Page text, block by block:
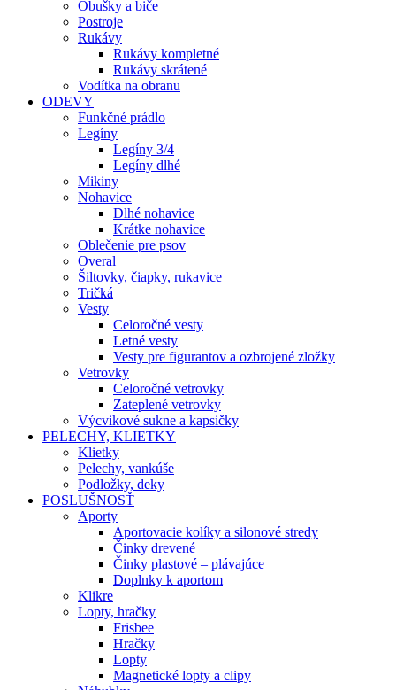
Obušky a biče
Postroje
Rukávy
Rukávy kompletné
Rukávy skrátené
Vodítka na obranu
ODEVY
Funkčné prádlo
Legíny
Legíny 3/4
Legíny dlhé
Mikiny
Nohavice
Dlhé nohavice
Krátke nohavice
Oblečenie pre psov
Overal
Šiltovky, čiapky, rukavice
Tričká
Vesty
Celoročné vesty
Letné vesty
Vesty pre figurantov a ozbrojené zložky
Vetrovky
Celoročné vetrovky
Zateplené vetrovky
Výcvikové sukne a kapsičky
PELECHY, KLIETKY
Klietky
Pelechy, vankúše
Podložky, deky
POSLUŠNOSŤ
Aporty
Aportovacie kolíky a silonové stredy
Činky drevené
Činky plastové – plávajúce
Doplnky k aportom
Klikre
Lopty, hračky
Frisbee
Hračky
Lopty
Magnetické lopty a clipy